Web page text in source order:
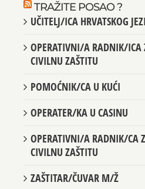
TRAŽITE POSAO ?
UČITELJ/ICA HRVATSKOG
OPERATIVNI/A RADNIK/ICA
CIVILNU ZAŠTITU
POMOĆNIK/CA U KUĆI
OPERATER/KA U CASINU
OPERATIVNI/A RADNIK/CA
CIVILNU ZAŠTITU
ZAŠTITAR/ČUVAR M/Ž